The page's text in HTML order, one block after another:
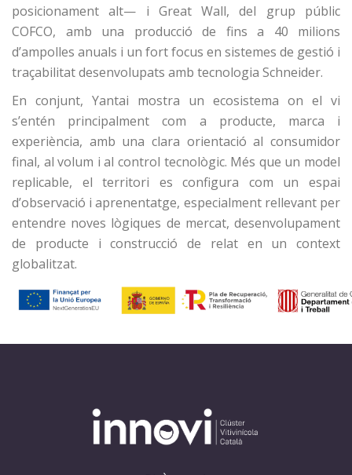
posicionament alt— i Great Wall, del grup públic
COFCO, amb una producció de fins a 40 milions
d’ampolles anuals i un fort focus en sistemes de gestió i
traçabilitat desenvolupats amb tecnologia Schneider.
En conjunt, Yantai mostra un ecosistema on el vi
s’entén principalment com a producte, marca i
experiència, amb una clara orientació al consumidor
final, al volum i al control tecnològic. Més que un model
replicable, el territori es configura com un espai
d’observació i aprenentatge, especialment rellevant per
entendre noves lògiques de mercat, desenvolupament
de producte i construcció de relat en un context
globalitzat.